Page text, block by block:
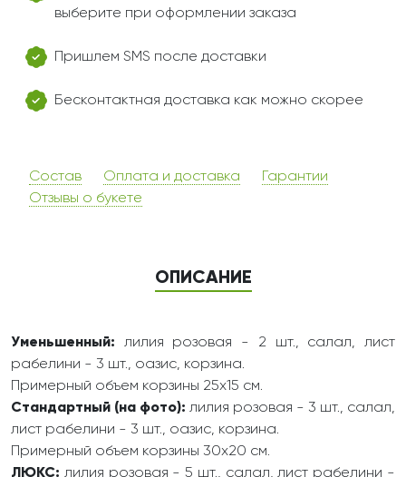
выберите при оформлении заказа
Пришлем SMS после доставки
Бесконтактная доставка как можно скорее
Состав Оплата и доставка
Гарантии
Отзывы о букете
ОПИСАНИЕ
Уменьшенный: лилия розовая - 2 шт., салал, лист
рабелини - 3 шт., оазис, корзина.
Примерный объем корзины 25х15 см.
Стандартный (на фото): лилия розовая - 3 шт., салал,
лист рабелини - 3 шт., оазис, корзина.
Примерный объем корзины 30х20 см.
ЛЮКС: лилия розовая - 5 шт., салал, лист рабелини -